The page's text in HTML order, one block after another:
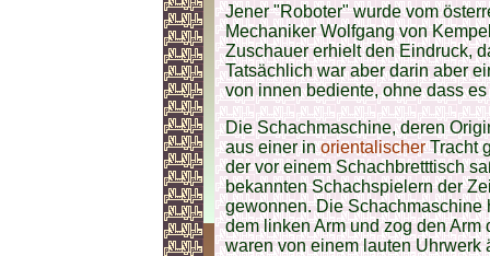
Jener "Roboter" wurde vom
Mechaniker Wolfgang von
Zuschauer erhielt den Eindruck,
Tatsächlich war aber darin aber
von innen bediente, ohne dass
Die Schachmaschine, deren
aus einer inorientalischerTracht
der vor einem Schachbretttisch
bekannten Schachspielern der
gewonnen. Die Schachmaschine
dem linken Arm und zog den
waren von einem lauten